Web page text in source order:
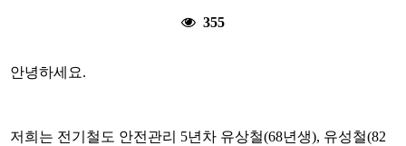
355
안녕하세요.
저희는 전기철도 안전관리 5년차 유상철(68년생), 유성철(82